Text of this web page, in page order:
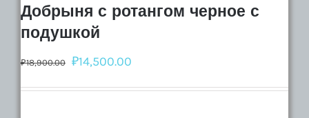
Добрыня с ротангом черное с
подушкой
₽18,900.00 ₽14,500.00